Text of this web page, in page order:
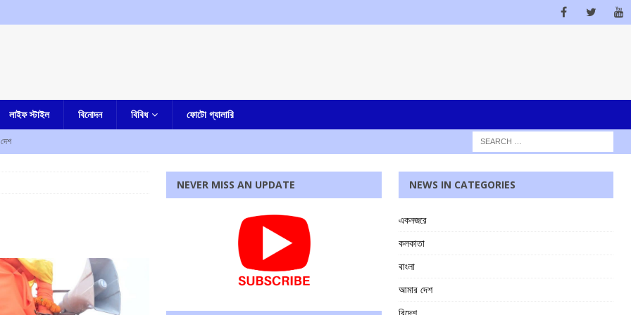
লাইফ স্টাইল বিনোদন বিবিধ ফোটো গ্যালারি
৫, আহত এক
ধৃত তিন
কর্মসূচির ডাক
উত্তেজনা ডোমজুর এলাকায়.. বাংলা
NEVER MISS AN UPDATE NEWS IN CATEGORIES
একনজরে
কলকাতা
বাংলা
আমার দেশ